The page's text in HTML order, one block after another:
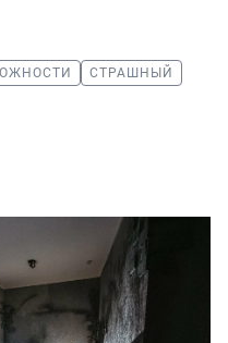
СТРАШНЫЙ